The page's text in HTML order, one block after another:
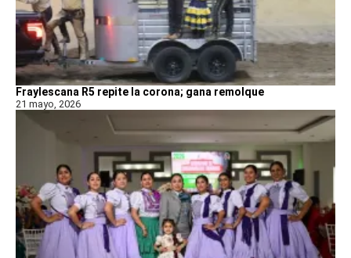
Fraylescana R5 repite la corona; gana remolque
21 mayo, 2026